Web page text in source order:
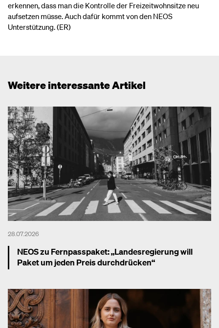
erkennen, dass man die Kontrolle der Freizeitwohnsitze neu
aufsetzen müsse. Auch dafür kommt von den NEOS
Unterstützung. (ER)
Weitere interessante Artikel
28.07.2026
NEOS zu Fernpasspaket: „Landesregierung will
Paket um jeden Preis durchdrücken“